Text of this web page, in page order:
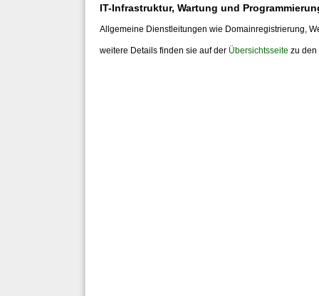
IT-Infrastruktur, Wartung und
Allgemeine Dienstleitungen wie Domainregistrierung,
weitere Details finden sie auf der Übersichtsseite zu den